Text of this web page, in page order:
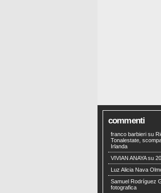
commenti
franco barbieri su
Tonalestate,
Irlanda
VIVIAN ANAYAsu
Luz Alicia Nava
Samuel Rodríguez
fotografica